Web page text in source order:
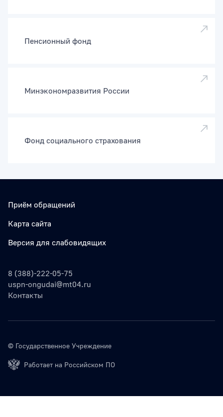
Пенсионный фонд
Минэкономразвития России
Фонд социального страхования
Приём обращений
Карта сайта
Версия для слабовидящих
8 (388)-222-05-75
uspn-ongudai@mt04.ru
Контакты
© Государственное Учреждение
Работает на Российском ПО